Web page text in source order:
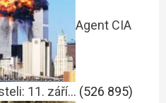
Agent CIA
11. září… (526 895)